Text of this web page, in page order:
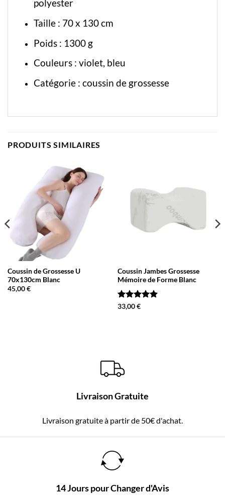
polyester
Taille : 70 x 130 cm
Poids : 1300 g
Couleurs : violet, bleu
Catégorie : coussin de grossesse
PRODUITS SIMILAIRES
Coussin de Grossesse U
70x130cm Blanc
45,00€
Coussin Jambes Grossesse
Mémoire de Forme Blanc
Note5
33,00€
Livraison Gratuite
Livraison gratuite à partir de 50€ d'achat.
14 Jours pour Changer d'Avis